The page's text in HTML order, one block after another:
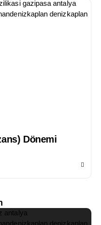
Dönemi